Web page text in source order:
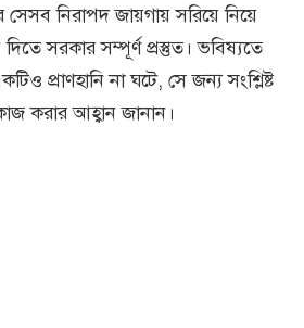
সেসব নিরাপদ জায়গায় সরিয়ে নিয়ে
সরকার সম্পূর্ণ প্রস্তুত। ভবিষ্যতে
প্রাণহানি না ঘটে, সে জন্য সংশ্লিষ্ট
করার আহ্বান জানান।